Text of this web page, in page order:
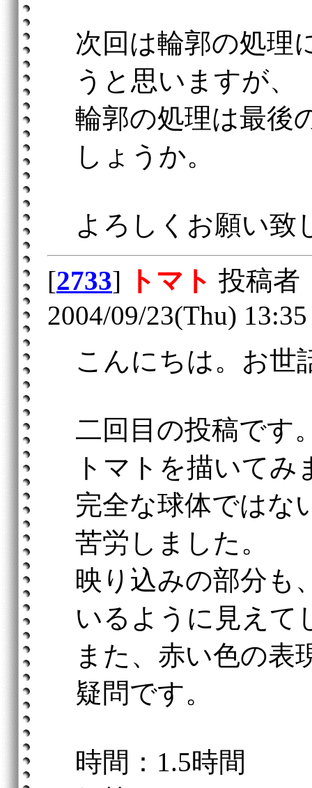
次回は輪郭の処理
うと思いますが、
輪郭の処理は最後
しょうか。
よろしくお願い致
[2733] トマト 投稿者
2004/09/23(Thu) 13:35
こんにちは。お世
二回目の投稿です
トマトを描いて
完全な球体ではな
苦労しました。
映り込みの部分も
いるように見えて
また、赤い色の表
疑問です。
時間：1.5時間